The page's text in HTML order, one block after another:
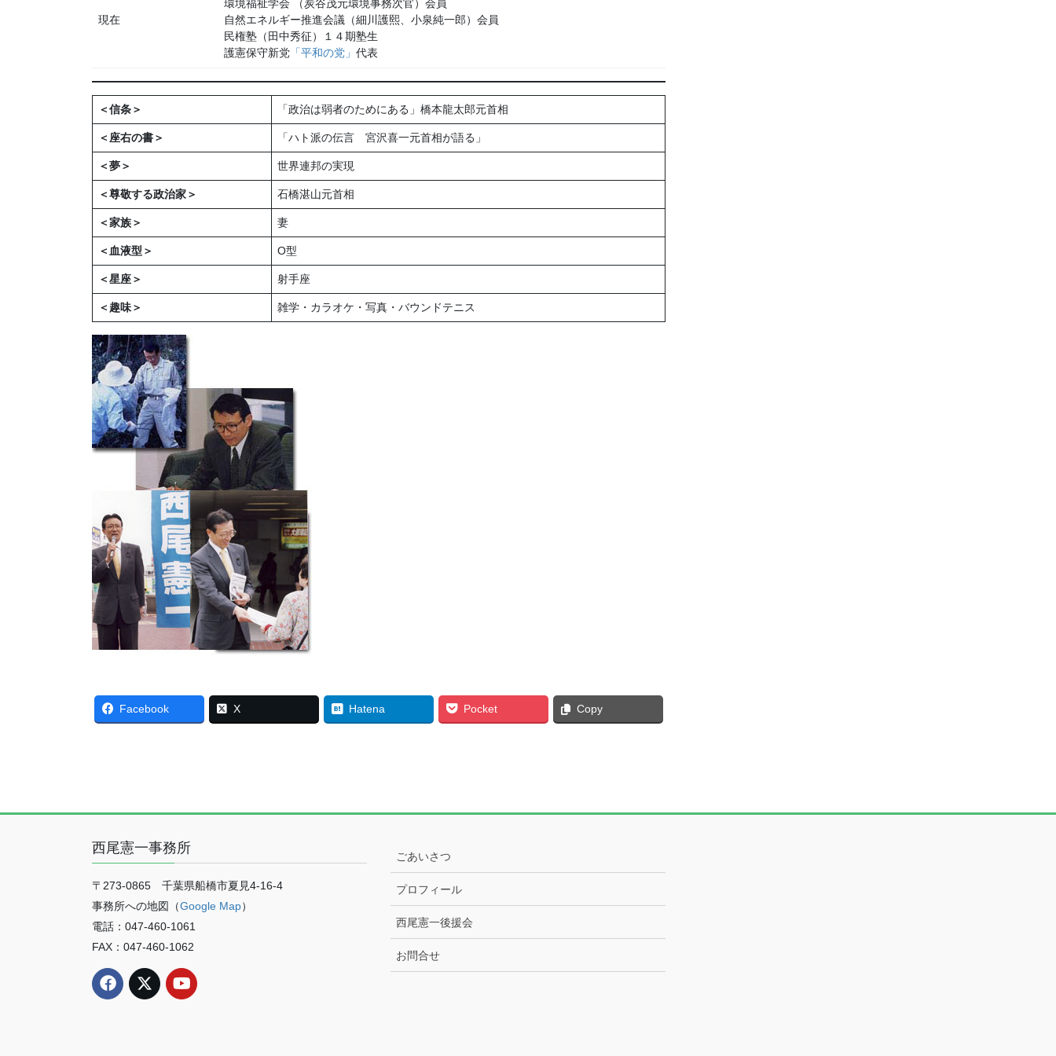
現在
環境福祉学会 （炭谷茂元環境事務次官）会員
自然エネルギー推進会議（細川護熙、小泉純一郎）会員
民権塾（田中秀征）１４期塾生
護憲保守新党 「平和の党」 代表
＜信条＞ 「政治は弱者のためにある」橋本龍太郎元首相
＜座右の書＞ 「ハト派の伝言 宮沢喜一元首相が語る」
＜夢＞ 世界連邦の実現
＜尊敬する政治家＞ 石橋湛山元首相
＜家族＞ 妻
＜血液型＞ O型
＜星座＞ 射手座
＜趣味＞ 雑学・カラオケ・写真・バウンドテニス
Facebook X Hatena Pocket Copy
西尾憲一事務所
〒273-0865 千葉県船橋市夏見4-16-4
事務所への地図（Google Map）
電話：047-460-1061
FAX：047-460-1062
ごあいさつ
プロフィール
西尾憲一後援会
お問合せ